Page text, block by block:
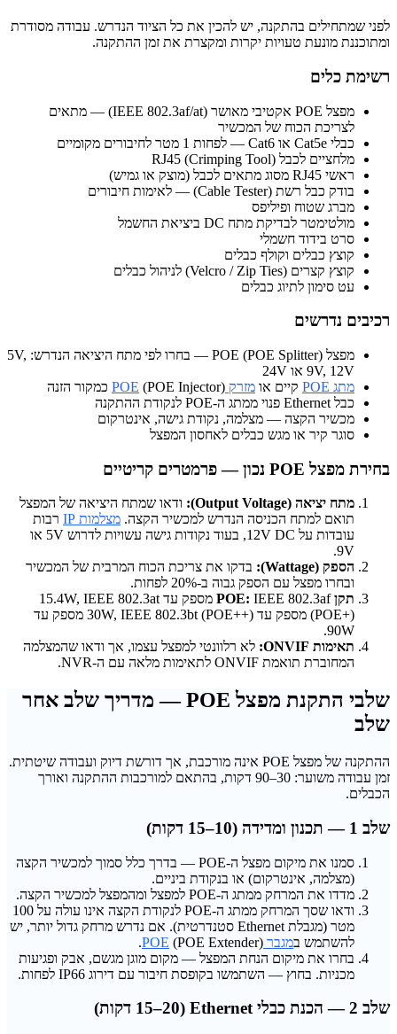
לפני שמתחילים בהתקנה, יש להכין את כל הציוד הנדרש. עבודה מסודרת
ומתוכננת מונעת טעויות יקרות ומקצרת את זמן ההתקנה.
רשימת כלים
מפצל POE אקטיבי מאושר (IEEE 802.3af/at) — מתאים
לצריכת הכוח של המכשיר
כבלי Cat5e או Cat6 — לפחות 1 מטר לחיבורים מקומיים
מלחציים לכבל RJ45 (Crimping Tool)
ראשי RJ45 מסוג מתאים לכבל (מוצק או גמיש)
בודק כבל רשת (Cable Tester) — לאימות חיבורים
מברג שטוח ופיליפס
מולטימטר לבדיקת מתח DC ביציאת החשמל
סרט בידוד חשמלי
קוצץ כבלים וקולף כבלים
קוצץ קצרים (Velcro / Zip Ties) לניהול כבלים
עט סימון לתיוג כבלים
רכיבים נדרשים
מפצל POE (POE Splitter) — בחרו לפי מתח היציאה הנדרש: 5V,
9V, 12V או 24V
מתג POE
קיים או מזרק POE (POE Injector) כמקור הזנה
כבל Ethernet פנוי ממתג ה-POE לנקודת ההתקנה
מכשיר הקצה — מצלמה, נקודת גישה, אינטרקום
סוגר קיר או מגש כבלים לאחסון המפצל
בחירת מפצל POE נכון — פרמטרים קריטיים
מתח יציאה (Output Voltage):
ודאו שמתח היציאה של המפצל
תואם למתח הכניסה הנדרש למכשיר הקצה. מצלמות IP
רבות
עובדות על 12V DC, בעוד נקודות גישה עשויות לדרוש 5V או
9V.
הספק (Wattage):
בדקו את צריכת הכוח המרבית של המכשיר
ובחרו מפצל עם הספק גבוה ב-20% לפחות.
תקן POE:
IEEE 802.3af מספק עד 15.4W, IEEE 802.3at
(POE+) מספק עד 30W, IEEE 802.3bt (POE++) מספק עד
90W.
תאימות ONVIF:
לא רלוונטי למפצל עצמו, אך ודאו שהמצלמה
המחוברת תואמת ONVIF לתאימות מלאה עם ה-NVR.
שלבי התקנת מפצל POE — מדריך שלב אחר
שלב
ההתקנה של מפצל POE אינה מורכבת, אך דורשת דיוק ועבודה שיטתית.
זמן עבודה משוער: 30–90 דקות, בהתאם למורכבות ההתקנה ואורך
הכבלים.
שלב 1 — תכנון ומדידה (10–15 דקות)
סמנו את מיקום מפצל ה-POE — בדרך כלל סמוך למכשיר הקצה
(מצלמה, אינטרקום) או בנקודת ביניים.
מדדו את המרחק ממתג ה-POE למפצל ומהמפצל למכשיר הקצה.
ודאו שסך המרחק ממתג ה-POE לנקודת הקצה אינו עולה על 100
מטר (מגבלת Ethernet סטנדרטית). אם נדרש מרחק גדול יותר, יש
להשתמש במגבר POE (POE Extender).
בחרו את מיקום הנחת המפצל — מקום מוגן מגשם, אבק ופגיעות
מכניות. בחוץ — השתמשו בקופסת חיבור עם דירוג IP66 לפחות.
שלב 2 — הכנת כבלי Ethernet (15–20 דקות)